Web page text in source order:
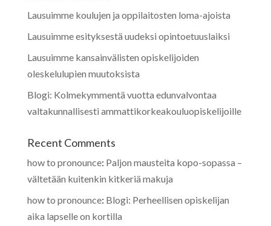
Lausuimme koulujen ja oppilaitosten loma-ajoista
Lausuimme esityksestä uudeksi opintoetuuslaiksi
Lausuimme kansainvälisten opiskelijoiden
oleskelulupien muutoksista
Blogi: Kolmekymmentä vuotta edunvalvontaa
valtakunnallisesti ammattikorkeakouluopiskelijoille
Recent Comments
how to pronounce: Paljon mausteita kopo-sopassa –
vältetään kuitenkin kitkeriä makuja
how to pronounce: Blogi: Perheellisen opiskelijan
aika lapselle on kortilla